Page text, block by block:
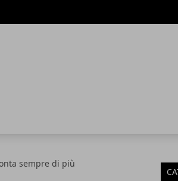
sempre di più